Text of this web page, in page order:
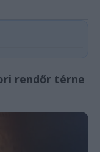
rendőr térne